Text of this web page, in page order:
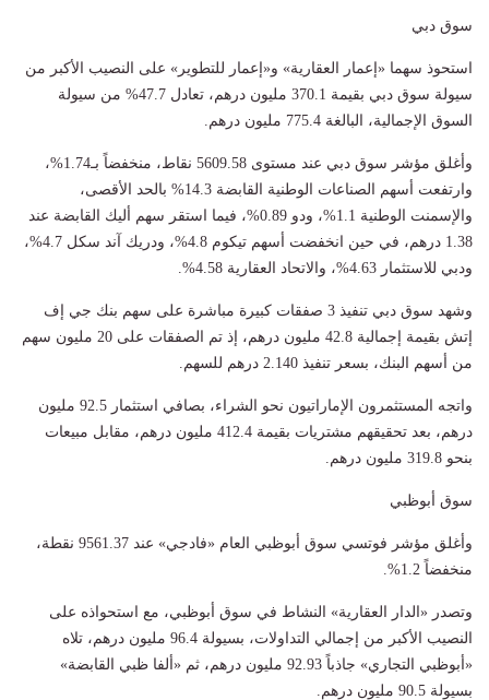
سوق دبي
استحوذ سهما «إعمار العقارية» و«إعمار للتطوير» على النصيب الأكبر من
سيولة سوق دبي بقيمة 370.1 مليون درهم، تعادل 47.7% من سيولة
السوق الإجمالية، البالغة 775.4 مليون درهم.
وأغلق مؤشر سوق دبي عند مستوى 5609.58 نقاط، منخفضاً بـ1.74%،
وارتفعت أسهم الصناعات الوطنية القابضة 14.3% بالحد الأقصى،
والإسمنت الوطنية 1.1%، ودو 0.89%، فيما استقر سهم أليك القابضة عند
1.38 درهم، في حين انخفضت أسهم تيكوم 4.8%، ودريك آند سكل 4.7%،
ودبي للاستثمار 4.63%، والاتحاد العقارية 4.58%.
وشهد سوق دبي تنفيذ 3 صفقات كبيرة مباشرة على سهم بنك جي إف
إتش بقيمة إجمالية 42.8 مليون درهم، إذ تم الصفقات على 20 مليون سهم
من أسهم البنك، بسعر تنفيذ 2.140 درهم للسهم.
واتجه المستثمرون الإماراتيون نحو الشراء، بصافي استثمار 92.5 مليون
درهم، بعد تحقيقهم مشتريات بقيمة 412.4 مليون درهم، مقابل مبيعات
بنحو 319.8 مليون درهم.
سوق أبوظبي
وأغلق مؤشر فوتسي سوق أبوظبي العام «فادجي» عند 9561.37 نقطة،
منخفضاً 1.2%.
وتصدر «الدار العقارية» النشاط في سوق أبوظبي، مع استحواذه على
النصيب الأكبر من إجمالي التداولات، بسيولة 96.4 مليون درهم، تلاه
«أبوظبي التجاري» جاذباً 92.93 مليون درهم، ثم «ألفا ظبي القابضة»
بسيولة 90.5 مليون درهم.